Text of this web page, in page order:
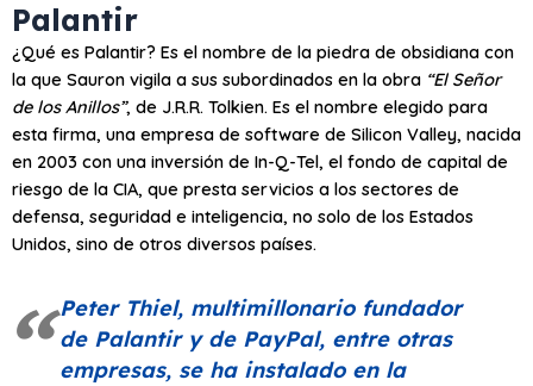
Palantir
¿Qué es Palantir? Es el nombre de la piedra de obsidiana con
la que Sauron vigila a sus subordinados en la obra “El Señor
de los Anillos”, de J.R.R. Tolkien. Es el nombre elegido para
esta firma, una empresa de software de Silicon Valley, nacida
en 2003 con una inversión de In-Q-Tel, el fondo de capital de
riesgo de la CIA, que presta servicios a los sectores de
defensa, seguridad e inteligencia, no solo de los Estados
Unidos, sino de otros diversos países.
Peter Thiel, multimillonario fundador
de Palantir y de PayPal, entre otras
empresas, se ha instalado en la